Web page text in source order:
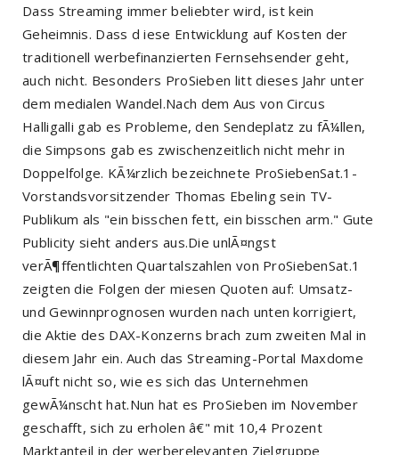
Dass Streaming immer beliebter wird, ist kein
Geheimnis. Dass d iese Entwicklung auf Kosten der
traditionell werbefinanzierten Fernsehsender geht,
auch nicht. Besonders ProSieben litt dieses Jahr unter
dem medialen Wandel.Nach dem Aus von Circus
Halligalli gab es Probleme, den Sendeplatz zu fÃ¼llen,
die Simpsons gab es zwischenzeitlich nicht mehr in
Doppelfolge. KÃ¼rzlich bezeichnete ProSiebenSat.1-
Vorstandsvorsitzender Thomas Ebeling sein TV-
Publikum als "ein bisschen fett, ein bisschen arm." Gute
Publicity sieht anders aus.Die unlÃ¤ngst
verÃ¶ffentlichten Quartalszahlen von ProSiebenSat.1
zeigten die Folgen der miesen Quoten auf: Umsatz-
und Gewinnprognosen wurden nach unten korrigiert,
die Aktie des DAX-Konzerns brach zum zweiten Mal in
diesem Jahr ein. Auch das Streaming-Portal Maxdome
lÃ¤uft nicht so, wie es sich das Unternehmen
gewÃ¼nscht hat.Nun hat es ProSieben im November
geschafft, sich zu erholen â€" mit 10,4 Prozent
Marktanteil in der werberelevanten Zielgruppe